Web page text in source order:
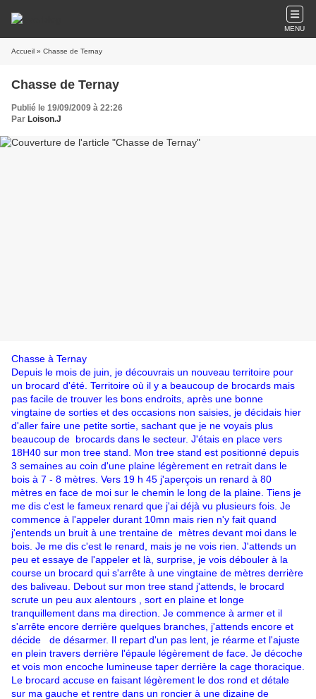
MENU
Accueil » Chasse de Ternay
Chasse de Ternay
Publié le 19/09/2009 à 22:26
Par Loison.J
Chasse à Ternay
Depuis le mois de juin, je découvrais un nouveau territoire pour
un brocard d'été. Territoire où il y a beaucoup de brocards mais
pas facile de trouver les bons endroits, après une bonne
vingtaine de sorties et des occasions non saisies, je décidais hier
d'aller faire une petite sortie, sachant que je ne voyais plus
beaucoup de brocards dans le secteur. J'étais en place vers
18H40 sur mon tree stand. Mon tree stand est positionné depuis
3 semaines au coin d'une plaine légèrement en retrait dans le
bois à 7 - 8 mètres. Vers 19 h 45 j'aperçois un renard à 80
mètres en face de moi sur le chemin le long de la plaine. Tiens je
me dis c'est le fameux renard que j'ai déjà vu plusieurs fois. Je
commence à l'appeler durant 10mn mais rien n'y fait quand
j'entends un bruit à une trentaine de mètres devant moi dans le
bois. Je me dis c'est le renard, mais je ne vois rien. J'attends un
peu et essaye de l'appeler et là, surprise, je vois débouler à la
course un brocard qui s'arrête à une vingtaine de mètres derrière
des baliveau. Debout sur mon tree stand j'attends, le brocard
scrute un peu aux alentours , sort en plaine et longe
tranquillement dans ma direction. Je commence à armer et il
s'arrête encore derrière quelques branches, j'attends encore et
décide de désarmer. Il repart d'un pas lent, je réarme et l'ajuste
en plein travers derrière l'épaule légèrement de face. Je décoche
et vois mon encoche lumineuse taper derrière la cage thoracique.
Le brocard accuse en faisant légèrement le dos rond et détale
sur ma gauche et rentre dans un roncier à une dizaine de